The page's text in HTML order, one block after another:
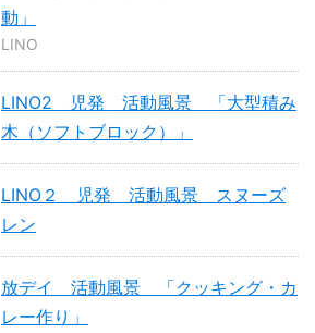
動」
LINO
LINO2 児発 活動風景 「大型積み
木（ソフトブロック）」
LINO２ 児発 活動風景 スヌーズ
レン
放デイ 活動風景 「クッキング・カ
レー作り」